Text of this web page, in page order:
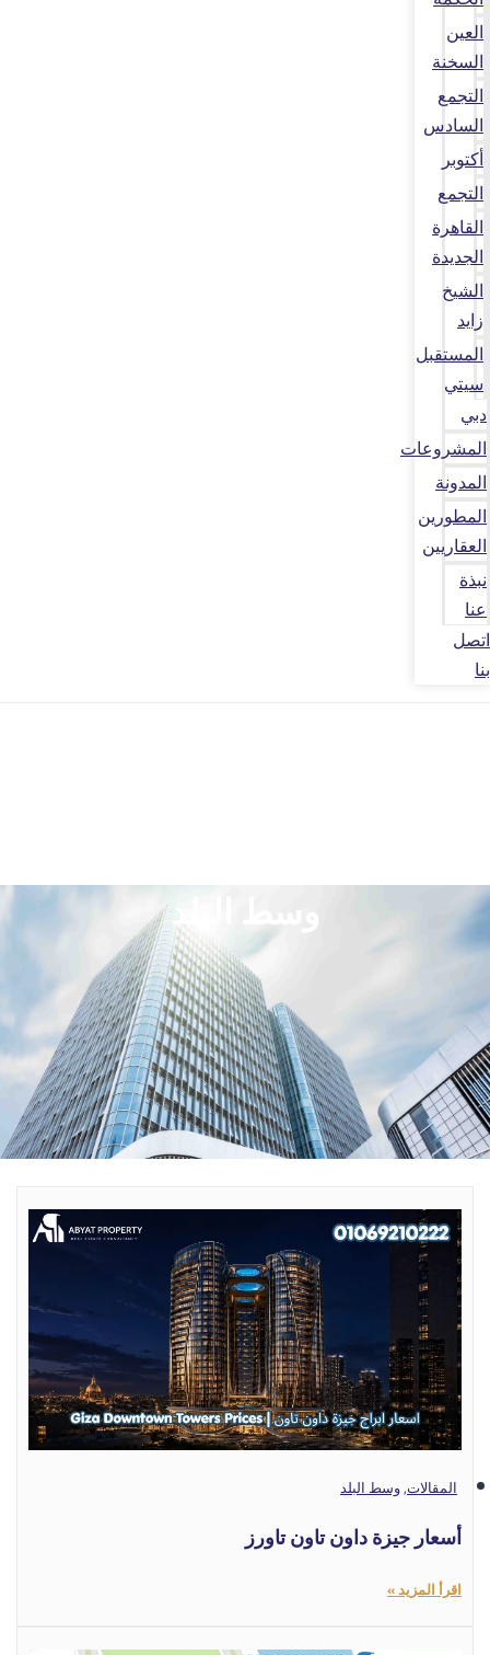
العين
السخنة
التجمع
السادس
أكتوبر
التجمع
القاهرة
الجديدة
الشيخ
زايد
المستقبل
سيتي
دبي
المشروعات
المدونة
المطورين
العقاريين
نبذة
عنا
اتصل
بنا
وسط البلد
المقالات,وسط البلد
أسعار جيزة داون تاون تاورز
اقرأ المزيد »